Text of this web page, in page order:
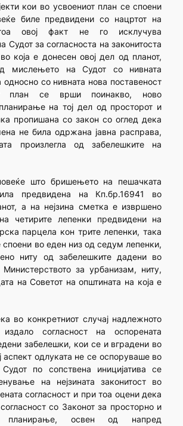
кои во усвоениот план се споени
биле предвидени со нацртот на
овој факт не го исклучува
Судот за согласноста на законитоста
која е донесен овој дел од планот,
мислењето на Судот со нивната
односно со нивната нова поставеност
план се врши поинакво, ново
на тој дел од просторот и
пропишана со закон со оглед дека
не била одржана јавна расправа,
произлегла од забелешките на
што бришењето на пешачката
предвидена на Кп.бр.16941 во
а на нејзина сметка е извршено
четирите лепенки предвидени на
парцела кон трите лепенки, така
споени во еден низ од седум лепенки,
ниту од забелешките дадени во
за урбанизам, ниту,
на Советот на општината на која е
во конкретниот случај надлежното
издало согласност на оспорената
забелешки, кои се и вградени во
аспект одлуката не се оспоруваше во
Судот по сопствена иницијатива се
на нејзината законитост во
согласност и при тоа оцени дека
со Законот за просторно и
планирање, освен од напред